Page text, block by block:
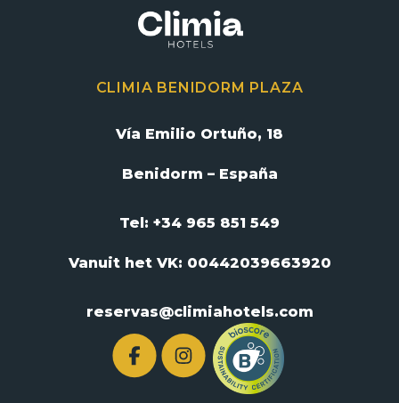
CLIMIA BENIDORM PLAZA
Vía Emilio Ortuño, 18
Benidorm – España
Tel: +34 965 851 549
Vanuit het VK: 00442039663920
reservas@climiahotels.com